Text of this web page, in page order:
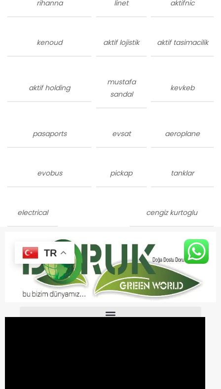
rihanna linet aktifnic
kenoud aktif lojistik aktif tasimacilik
aktif holding
mustafa
sandal
kevkeb
pasaports evsat aeroplane
evobus pickap tanklar
electrical cengiz kurtoglu